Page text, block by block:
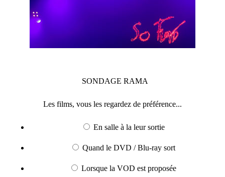
SONDAGE RAMA
Les films, vous les regardez de préférence...
En salle à la leur sortie
Quand le DVD / Blu-ray sort
Lorsque la VOD est proposée